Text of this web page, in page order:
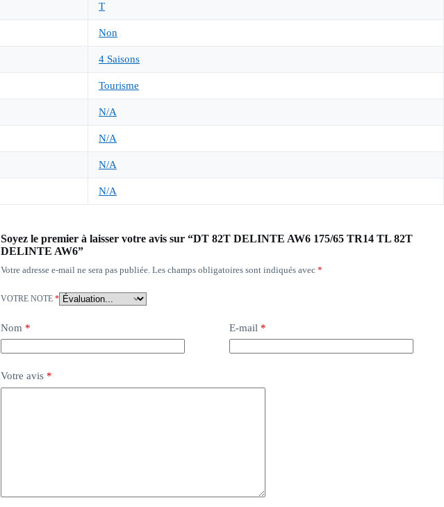
T
Non
4 Saisons
Tourisme
N/A
N/A
N/A
N/A
Soyez le premier à laisser votre avis sur “DT 82T DELINTE AW6 175/65 TR14 TL 82T
DELINTE AW6”
Votre adresse e-mail ne sera pas publiée. Les champs obligatoires sont indiqués avec *
VOTRE NOTE *
Nom * E-mail *
Votre avis *